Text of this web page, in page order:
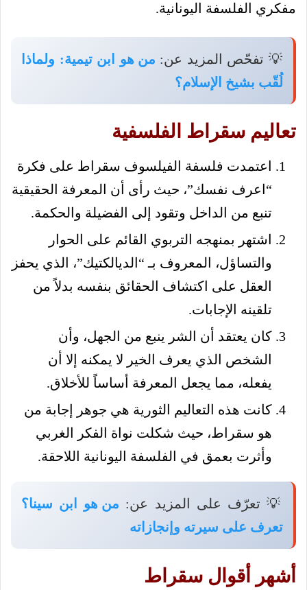
مفكري الفلسفة اليونانية.
💡 تفحّص المزيد عن: من هو ابن تيمية: ولماذا
لُقّب بشيخ الإسلام؟
تعاليم سقراط الفلسفية
اعتمدت فلسفة الفيلسوف سقراط على فكرة
“اعرف نفسك”، حيث رأى أن المعرفة الحقيقية
تنبع من الداخل وتقود إلى الفضيلة والحكمة.
اشتهر بمنهجه التربوي القائم على الحوار
والتساؤل، المعروف بـ “الديالكتيك”، الذي يحفز
العقل على اكتشاف الحقائق بنفسه بدلاً من
تلقينه الإجابات.
كان يعتقد أن الشر ينبع من الجهل، وأن
الشخص الذي يعرف الخير لا يمكنه إلا أن
يفعله، مما يجعل المعرفة أساساً للأخلاق.
كانت هذه التعاليم الثورية هي جوهر إجابة من
هو سقراط، حيث شكلت نواة الفكر الغربي
وأثرت بعمق في الفلسفة اليونانية اللاحقة.
💡 تعرّف على المزيد عن: من هو ابن سينا؟
تعرف على سيرته وإنجازاته
أشهر أقوال سقراط